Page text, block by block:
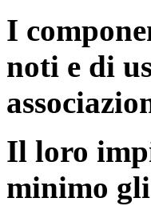
I
noti e di
Il loro
minimo